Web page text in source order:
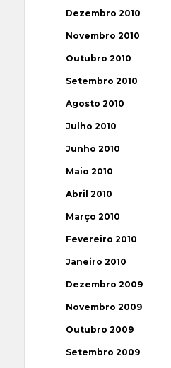
Dezembro 2010
Novembro 2010
Outubro 2010
Setembro 2010
Agosto 2010
Julho 2010
Junho 2010
Maio 2010
Abril 2010
Março 2010
Fevereiro 2010
Janeiro 2010
Dezembro 2009
Novembro 2009
Outubro 2009
Setembro 2009